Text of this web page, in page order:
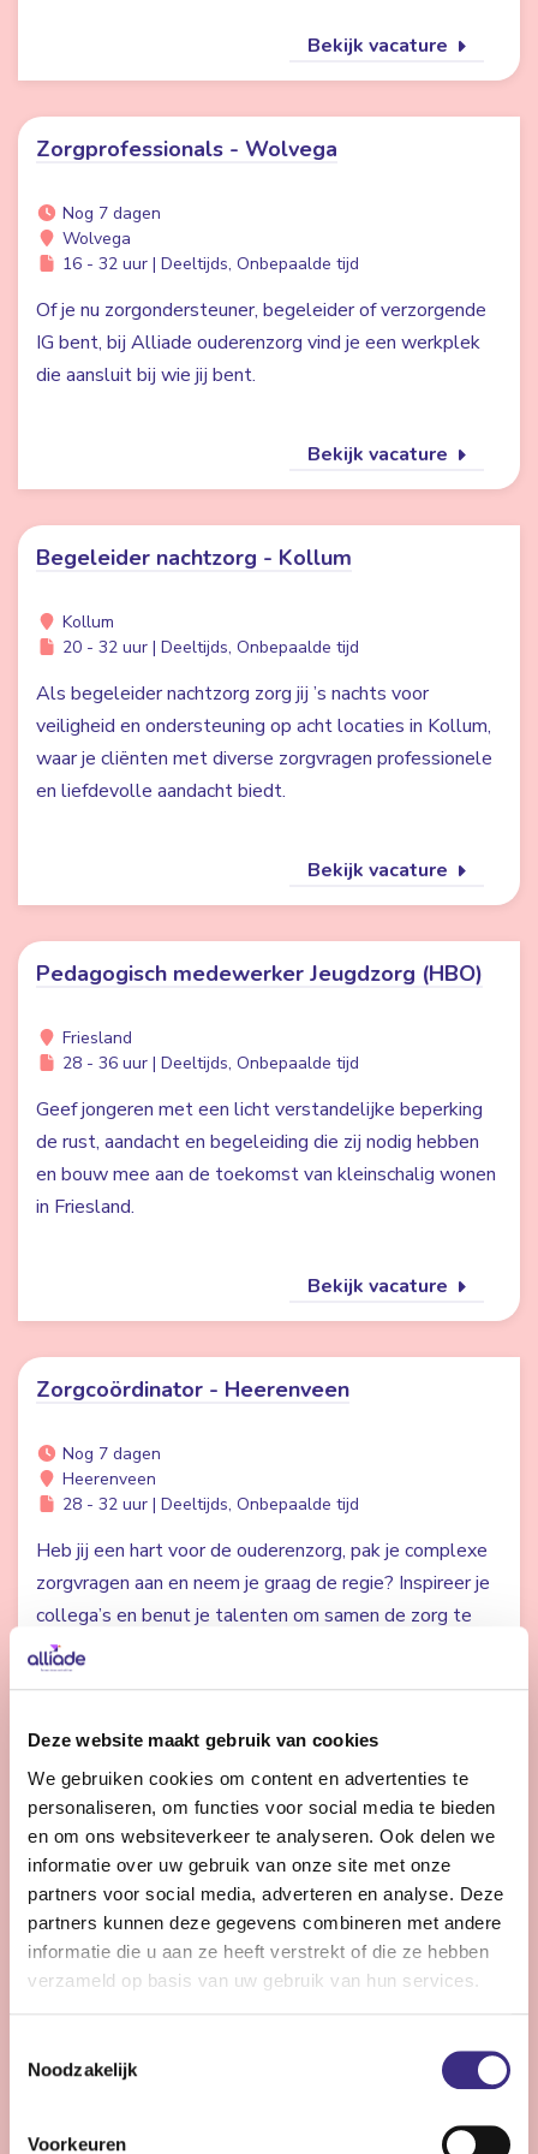
Deze website maakt gebruik van cookies
We gebruiken cookies om content en advertenties te
personaliseren, om functies voor social media te bieden
en om ons websiteverkeer te analyseren. Ook delen we
informatie over uw gebruik van onze site met onze
partners voor social media, adverteren en analyse. Deze
partners kunnen deze gegevens combineren met andere
informatie die u aan ze heeft verstrekt of die ze hebben
verzameld op basis van uw gebruik van hun services.
Noodzakelijk
Voorkeuren
Bekijk vacature
Zorgprofessionals - Wolvega
Nog 7 dagen
Wolvega
16 - 32 uur | Deeltijds, Onbepaalde tijd
Of je nu zorgondersteuner, begeleider of verzorgende
IG bent, bij Alliade ouderenzorg vind je een werkplek
die aansluit bij wie jij bent.
Bekijk vacature
Begeleider nachtzorg - Kollum
Kollum
20 - 32 uur | Deeltijds, Onbepaalde tijd
Als begeleider nachtzorg zorg jij ’s nachts voor
veiligheid en ondersteuning op acht locaties in Kollum,
waar je cliënten met diverse zorgvragen professionele
en liefdevolle aandacht biedt.
Bekijk vacature
Pedagogisch medewerker Jeugdzorg (HBO)
Friesland
28 - 36 uur | Deeltijds, Onbepaalde tijd
Geef jongeren met een licht verstandelijke beperking
de rust, aandacht en begeleiding die zij nodig hebben
en bouw mee aan de toekomst van kleinschalig wonen
in Friesland.
Bekijk vacature
Zorgcoördinator - Heerenveen
Nog 7 dagen
Heerenveen
28 - 32 uur | Deeltijds, Onbepaalde tijd
Heb jij een hart voor de ouderenzorg, pak je complexe
zorgvragen aan en neem je graag de regie? Inspireer je
collega’s en benut je talenten om samen de zorg te
verbeteren? Dan zoeken we jou.
Bekijk vacature
Controller Vastgoed en ICT
Heerenveen
32 - 36 uur | Voltijds, Onbepaalde tijd
Ben jij de financial met expertise in vastgoed en ICT
die bijdraagt aan de meerjarige toekomstige
control zijn?
Bekijk vacature